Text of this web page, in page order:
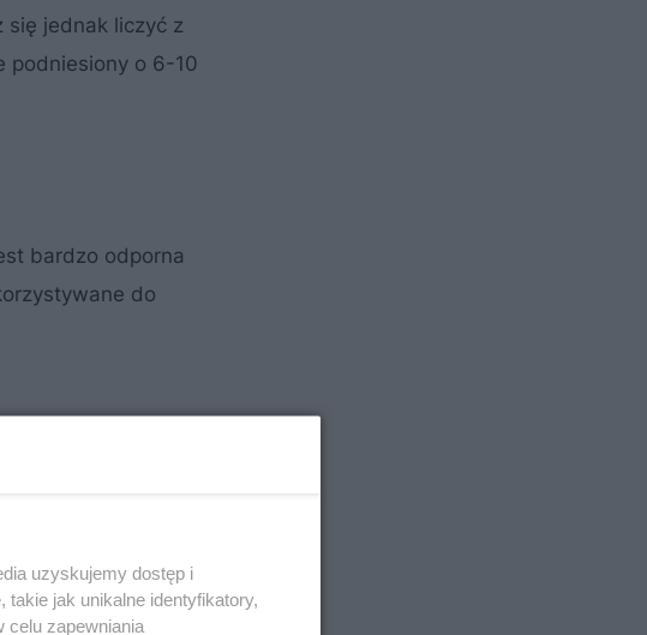
się jednak liczyć z
podniesiony o 6-10
bardzo odporna
do
uzyskujemy dostęp i
jak unikalne identyfikatory,
celu zapewniania